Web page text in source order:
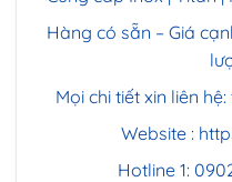
Hàng có sẵn – Giá
Mọi chi tiết xin liên hệ:
Website :
Hotline 1: